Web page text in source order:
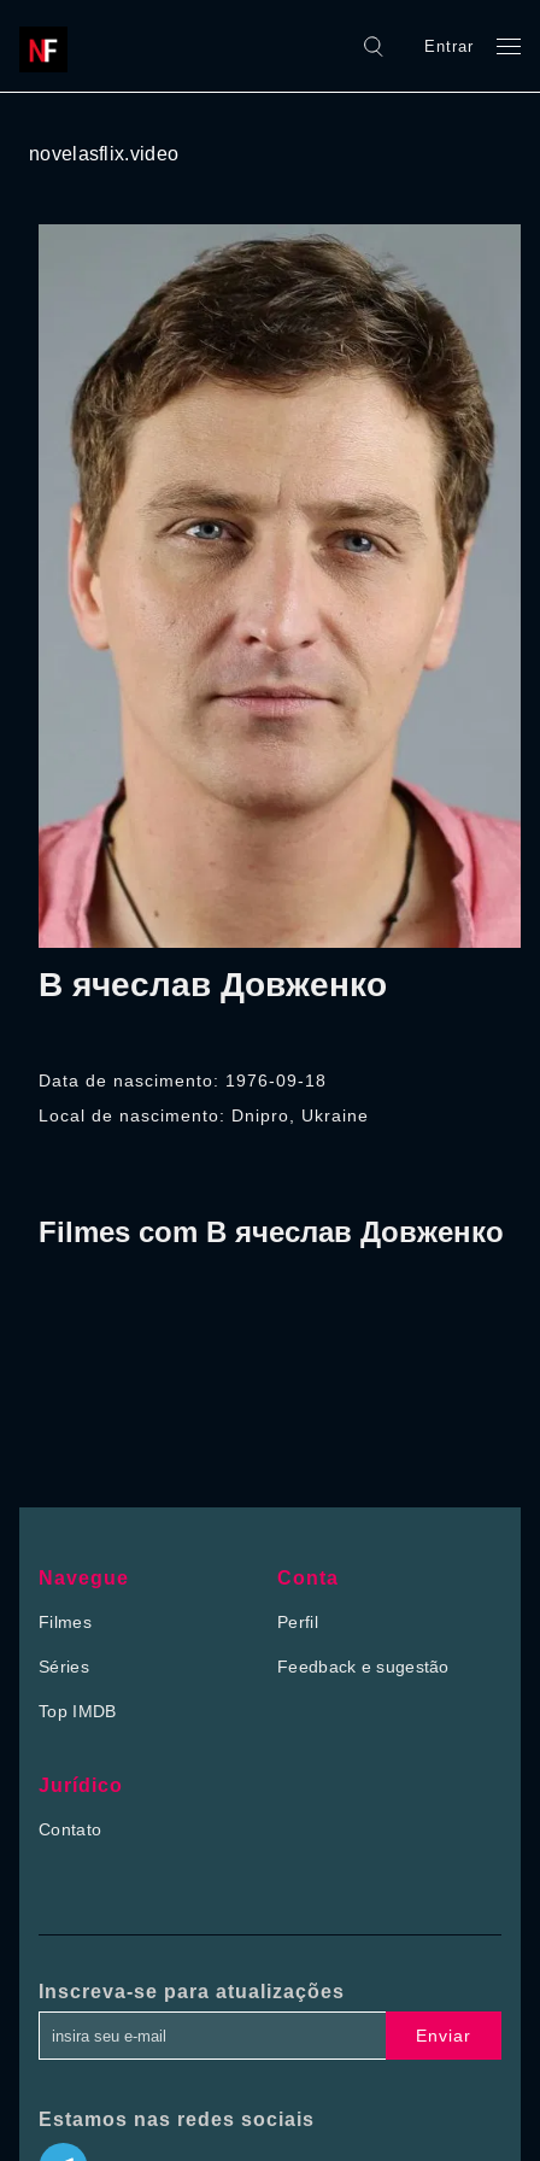
Entrar
novelasflix.video
В ячеслав Довженко
Data de nascimento: 1976-09-18
Local de nascimento: Dnipro, Ukraine
Filmes com В ячеслав Довженко
Navegue
Filmes
Séries
Top IMDB
Conta
Perfil
Feedback e sugestão
Jurídico
Contato
Inscreva-se para atualizações
Enviar
Estamos nas redes sociais